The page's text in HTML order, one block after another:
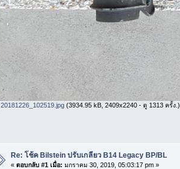
20181226_102519.jpg (3934.95 kB, 2409x2240 - ดู 1313 ครั้ง.)
Re: โช้ค Bilstein ปรับเกลียว B14 Legacy BP/BL
«ตอบกลับ #1 เมื่อ: มกราคม 30, 2019, 05:03:17 pm »